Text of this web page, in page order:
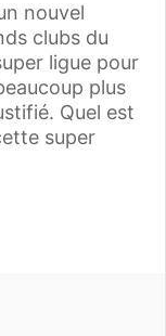
nouvel
clubs du
ligue pour
plus
Quel est
super